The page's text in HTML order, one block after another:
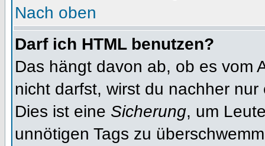
Nach oben
Darf ich HTML benutzen?
Das hängt davon ab, ob es vom
nicht darfst, wirst du nachher
Dies ist eine Sicherung, um
unnötigen Tags zu